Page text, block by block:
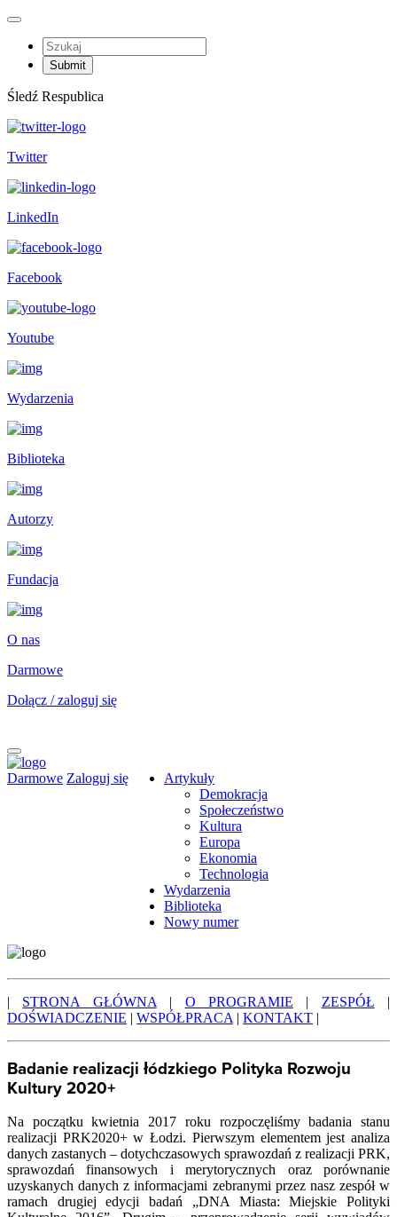
Śledź Respublica
Twitter
LinkedIn
Facebook
Youtube
Wydarzenia
Biblioteka
Autorzy
Fundacja
O nas
Darmowe
Dołącz / zaloguj się
Darmowe Zaloguj się
Artykuły
Demokracja
Społeczeństwo
Kultura
Europa
Ekonomia
Technologia
Wydarzenia
Biblioteka
Nowy numer
| STRONA GŁÓWNA | O PROGRAMIE | ZESPÓŁ |
DOŚWIADCZENIE | WSPÓŁPRACA | KONTAKT |
Badanie realizacji łódzkiego Polityka Rozwoju
Kultury 2020+
Na początku kwietnia 2017 roku rozpoczęliśmy badania stanu
realizacji PRK2020+ w Łodzi. Pierwszym elementem jest analiza
danych zastanych – dotychczasowych sprawozdań z realizacji PRK,
sprawozdań finansowych i merytorycznych oraz porównanie
uzyskanych danych z informacjami zebranymi przez nasz zespół w
ramach drugiej edycji badań „DNA Miasta: Miejskie Polityki